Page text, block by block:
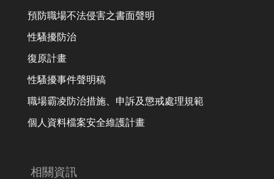
預防職場不法侵害之書面聲明
性騷擾防治
復原計畫
性騷擾事件聲明稿
職場霸凌防治措施、申訴及懲戒處理規範
個人資料檔案安全維護計畫
相關資訊